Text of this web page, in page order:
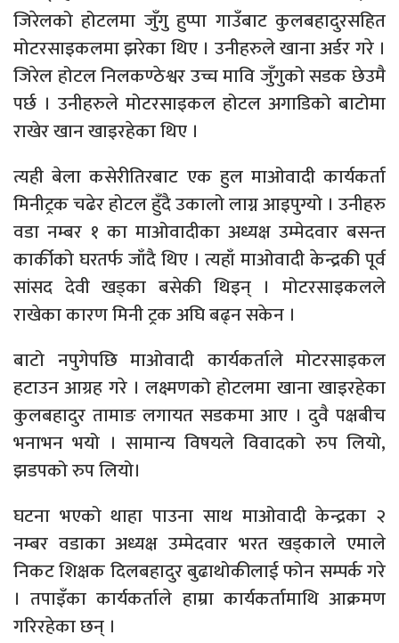
जिरेलको होटलमा जुँगु हुप्पा गाउँबाट कुलबहादुरसहित
मोटरसाइकलमा झरेका थिए । उनीहरुले खाना अर्डर गरे ।
जिरेल होटल निलकण्ठेश्वर उच्च मावि जुँगुको सडक छेउमै
पर्छ । उनीहरुले मोटरसाइकल होटल अगाडिको बाटोमा
राखेर खान खाइरहेका थिए ।
त्यही बेला कसेरीतिरबाट एक हुल माओवादी कार्यकर्ता
मिनीट्रक चढेर होटल हुँदै उकालो लाग्न आइपुग्यो । उनीहरु
वडा नम्बर १ का माओवादीका अध्यक्ष उम्मेदवार बसन्त
कार्कीको घरतर्फ जाँदै थिए । त्यहाँ माओवादी केन्द्रकी पूर्व
सांसद देवी खड्का बसेकी थिइन् । मोटरसाइकलले
राखेका कारण मिनी ट्रक अघि बढ्न सकेन ।
बाटो नपुगेपछि माओवादी कार्यकर्ताले मोटरसाइकल
हटाउन आग्रह गरे । लक्ष्मणको होटलमा खाना खाइरहेका
कुलबहादुर तामाङ लगायत सडकमा आए । दुवै पक्षबीच
भनाभन भयो । सामान्य विषयले विवादको रुप लियो,
झडपको रुप लियो।
घटना भएको थाहा पाउना साथ माओवादी केन्द्रका २
नम्बर वडाका अध्यक्ष उम्मेदवार भरत खड्काले एमाले
निकट शिक्षक दिलबहादुर बुढाथोकीलाई फोन सम्पर्क गरे
। तपाइँका कार्यकर्ताले हाम्रा कार्यकर्तामाथि आक्रमण
गरिरहेका छन् ।